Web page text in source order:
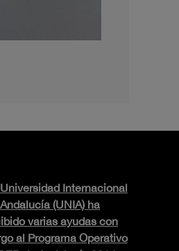
Internacional
(UNIA) ha
varias ayudas con
al Programa Operativo